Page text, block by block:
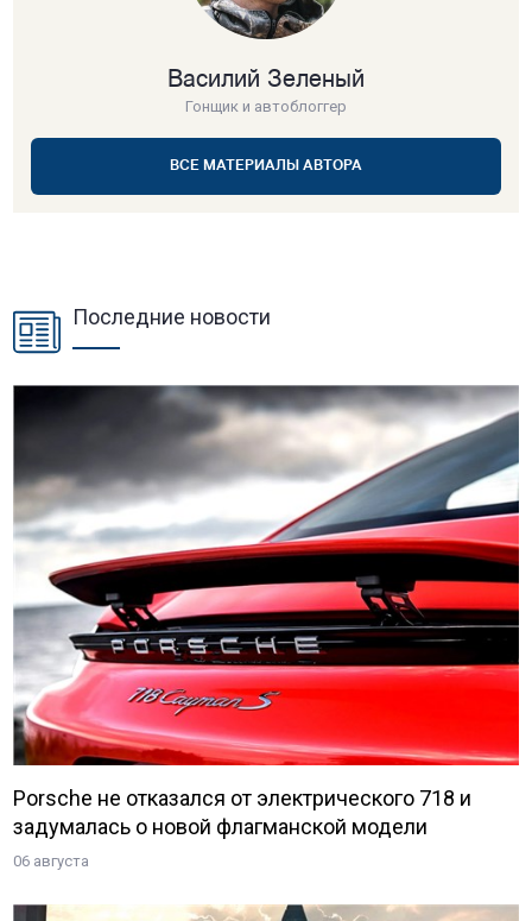
Василий Зеленый
Гонщик и автоблоггер
ВСЕ МАТЕРИАЛЫ АВТОРА
Последние новости
Porsche не отказался от электрического 718 и
задумалась о новой флагманской модели
06 августа